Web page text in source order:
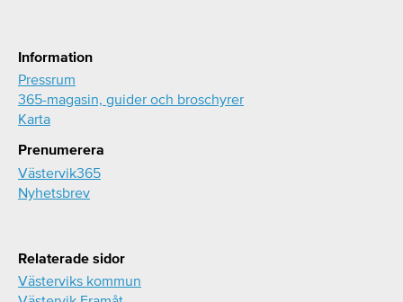
Information
Pressrum
365-magasin, guider och broschyrer
Karta
Prenumerera
Västervik365
Nyhetsbrev
Relaterade sidor
Västerviks kommun